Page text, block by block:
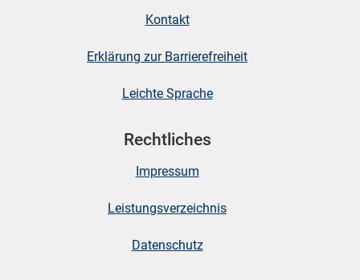
Kontakt
Erklärung zur Barrierefreiheit
Leichte Sprache
Rechtliches
Impressum
Leistungsverzeichnis
Datenschutz